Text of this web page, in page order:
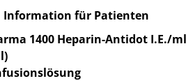
für Patienten
1400 Heparin-Antidot I.E./ml